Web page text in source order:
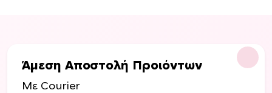
Άμεση Αποστολή Προιόντων
Με Courier